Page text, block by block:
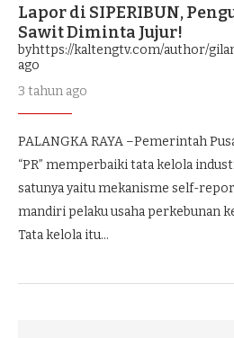
Lapor di SIPERIBUN,
Sawit Diminta Jujur!
byhttps://kaltengtv.com/author/
ago
3 tahun ago
PALANGKA RAYA –Pemerintah
“PR” memperbaiki tata kelola
satunya yaitu mekanisme self-
mandiri pelaku usaha perkebunan
Tata kelola itu…